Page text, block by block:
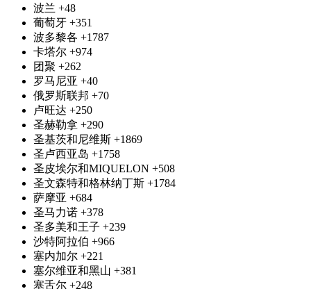
波兰 +48
葡萄牙 +351
波多黎各 +1787
卡塔尔 +974
团聚 +262
罗马尼亚 +40
俄罗斯联邦 +70
卢旺达 +250
圣赫勒拿 +290
圣基茨和尼维斯 +1869
圣卢西亚岛 +1758
圣皮埃尔和MIQUELON +508
圣文森特和格林纳丁斯 +1784
萨摩亚 +684
圣马力诺 +378
圣多美和王子 +239
沙特阿拉伯 +966
塞内加尔 +221
塞尔维亚和黑山 +381
塞舌尔 +248